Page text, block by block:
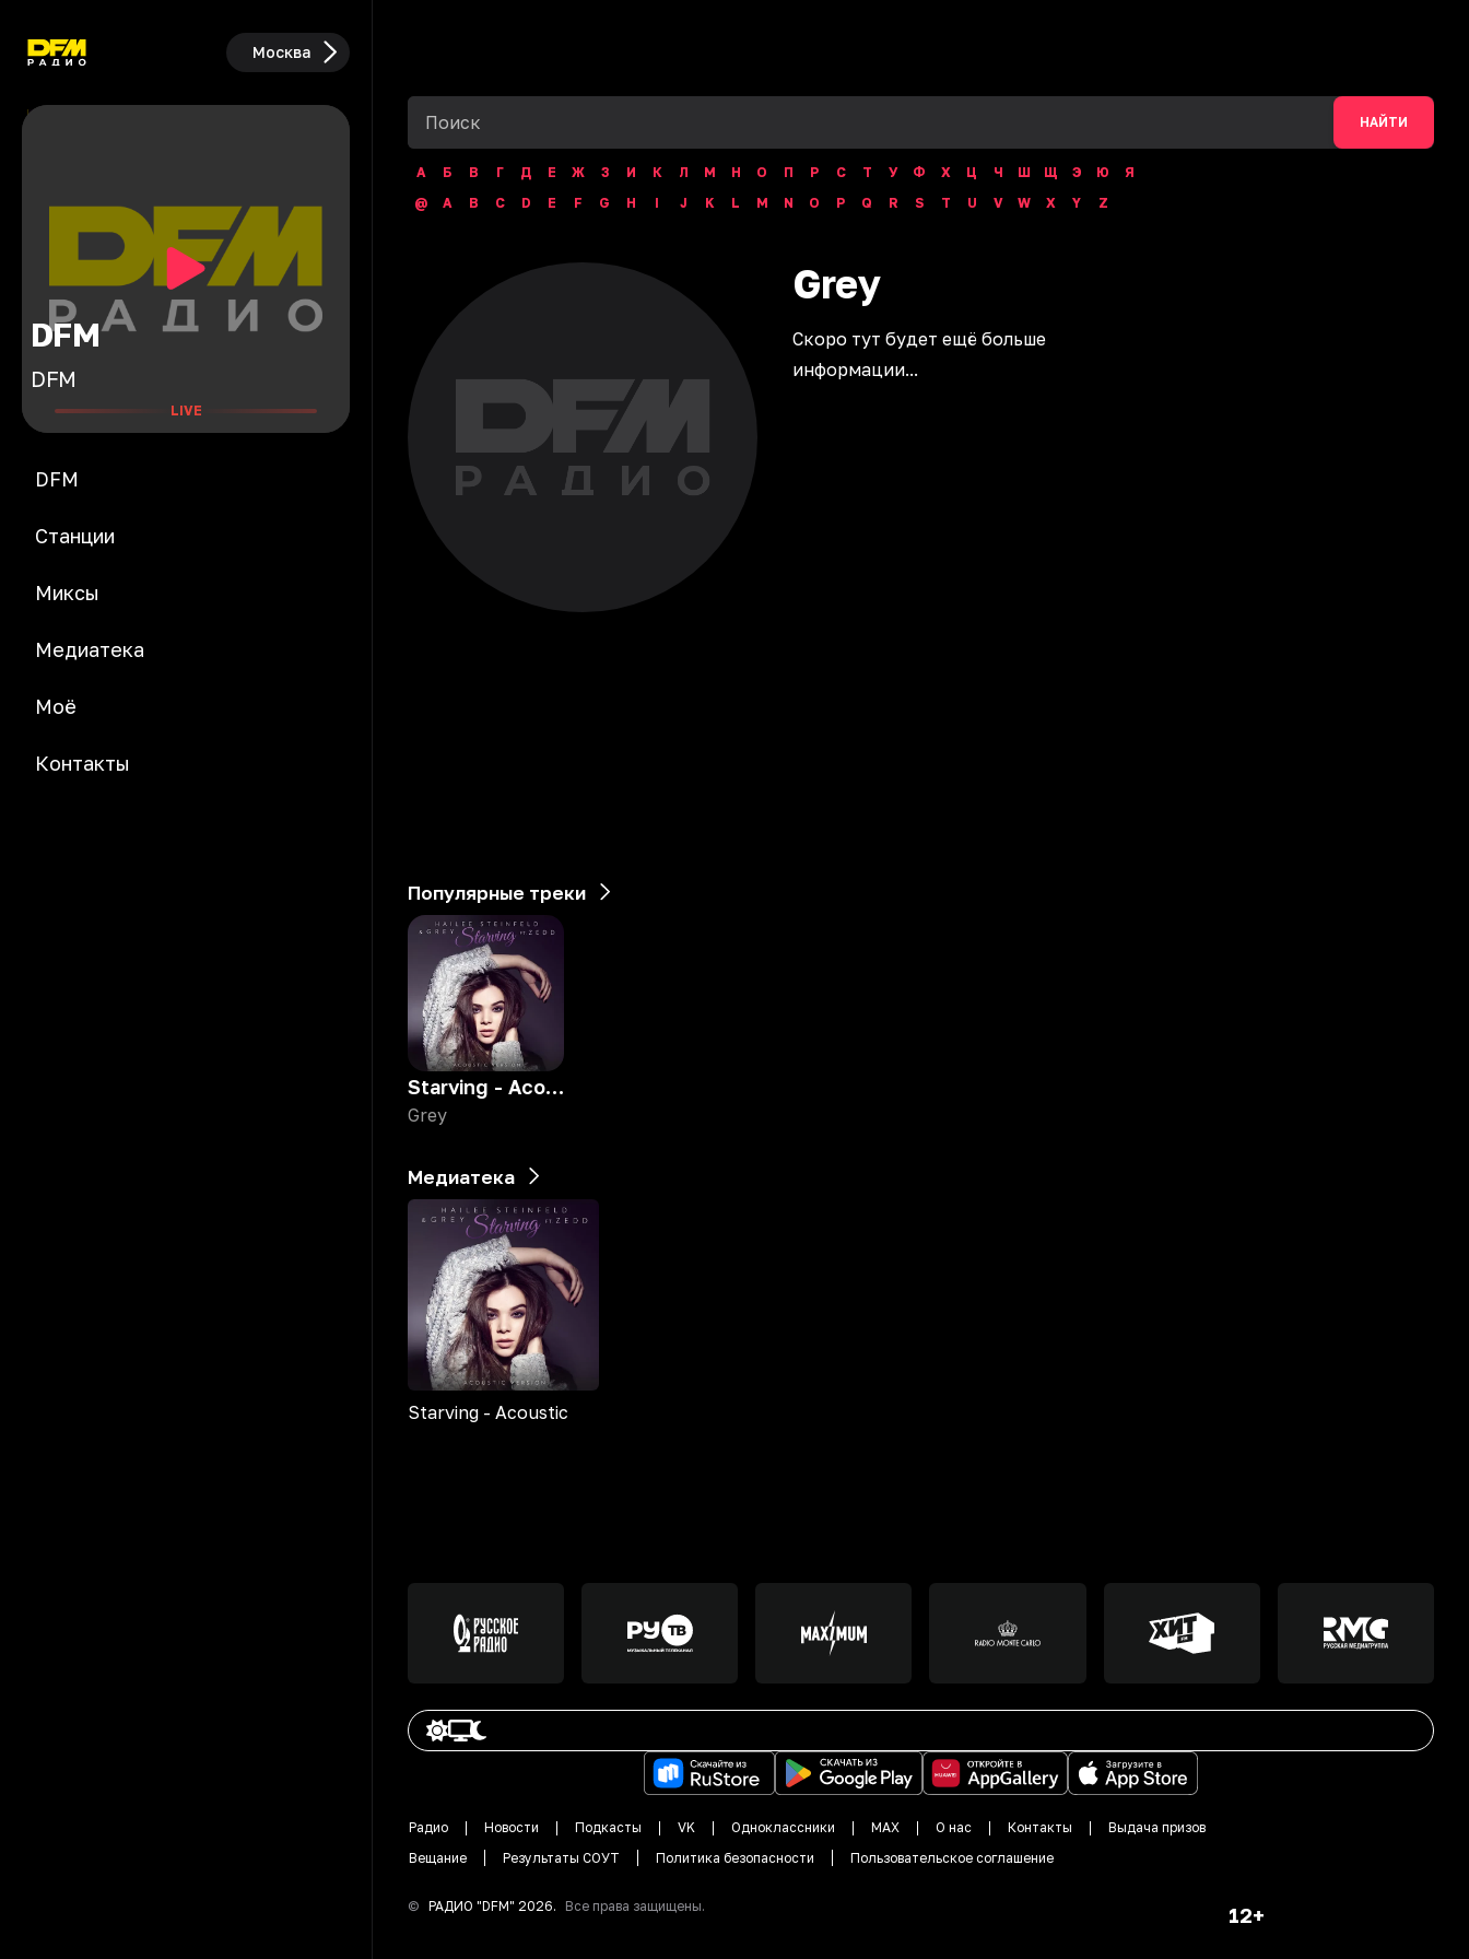
Москва
DFM
DFM
LIVE
DFM
Станции
Миксы
Медиатека
Моё
Контакты
НАЙТИ
А Б В Г Д Е Ж З И К Л М Н О П Р С Т У Ф Х Ц Ч Ш Щ Э Ю
Я
@
A B C D E F G H I J K L M N O P Q R S T U V W X Y Z
Grey
Скоро тут будет ещё больше
информации...
Популярные треки
Starving - Acoustic
Grey
Медиатека
Starving - Acoustic
Радио Новости Подкасты VK Одноклассники MAX О нас Контакты
Выдача призов
Вещание
Результаты СОУТ Политика безопасности Пользовательское соглашение
© РАДИО "DFM" 2026. Все права защищены. 12+